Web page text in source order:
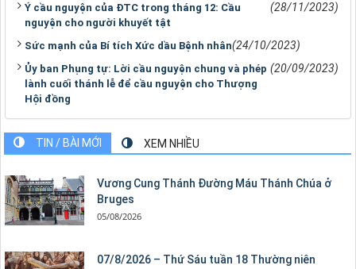
Ý cầu nguyện của ĐTC trong tháng 12: Cầu
nguyện cho người khuyết tật
(28/11/2023)
Sức mạnh của Bí tích Xức dầu Bệnh nhân(24/10/2023)
Ủy ban Phụng tự: Lời cầu nguyện chung và phép
lành cuối thánh lễ để cầu nguyện cho Thượng
Hội đồng
(20/09/2023)
TIN / BÀI MỚI XEM NHIỀU
Vương Cung Thánh Ðường Máu Thánh Chúa ở
Bruges
05/08/2026
07/8/2026 – Thứ Sáu tuần 18 Thường niên